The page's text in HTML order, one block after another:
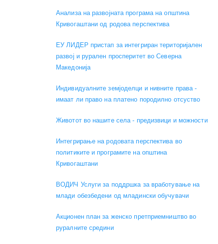
Анализа на развојната програма на општина
Кривогаштани од родова перспектива
ЕУ ЛИДЕР пристап за интегриран територијален
развој и рурален просперитет во Северна
Македонија
Индивидуалните земјоделци и нивните права -
имаат ли право на платено породилно отсуство
Животот во нашите села - предизвици и можности
Интегрирање на родовата перспектива во
политиките и програмите на општина
Кривогаштани
ВОДИЧ Услуги за поддршка за вработување на
млади обезбедени од младински обучувачи
Акционен план за женско претприемништво во
руралните средини